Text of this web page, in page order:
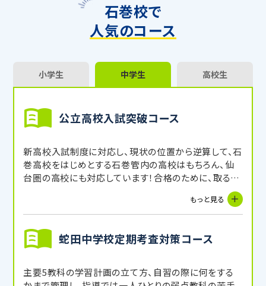
石巻校で
人気のコース
小学生 中学生 高校生
公立高校入試突破コース
新高校入試制度に対応し、現状の位置から逆算して、石
巻高校をはじめとする石巻管内の高校はもちろん、仙
台圏の高校にも対応しています！合格のために、取るべ
き問題を一人ひとりに合わせ分析し、すべきことを説明
したうえで、合格に向けて進めていきます！もっと見る
蛇田中学校定期考査対策コース
主要5教科の学習計画の立て方、自習の際に何をする